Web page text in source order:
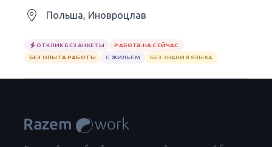
Польша, Иновроцлав
ОТКЛИК БЕЗ АНКЕТЫ
РАБОТА НА СЕЙЧАС
БЕЗ ОПЫТА РАБОТЫ
С ЖИЛЬЕМ БЕЗ ЗНАНИЯ ЯЗЫКА